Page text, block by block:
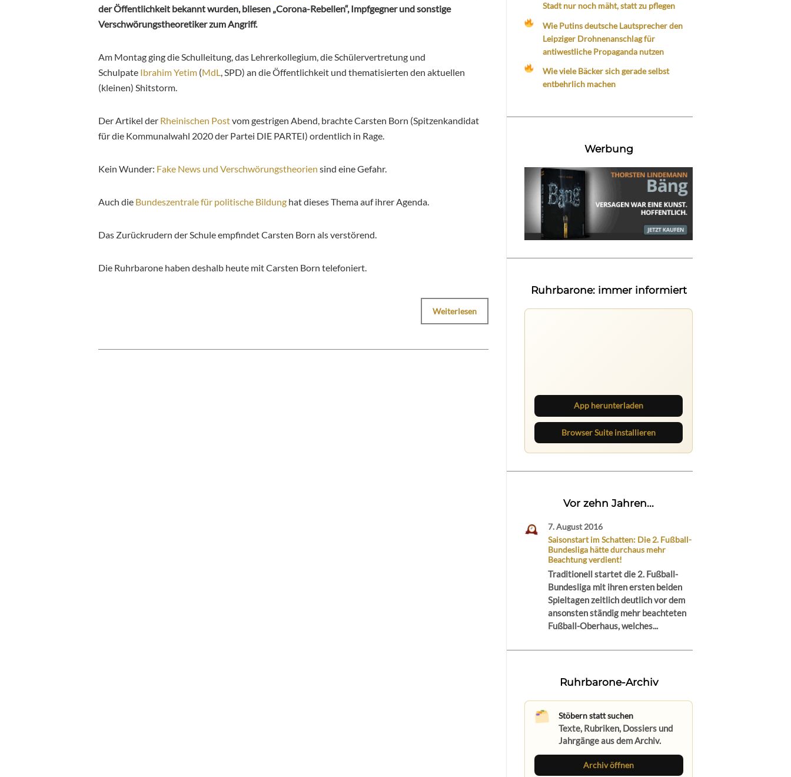
der Öffentlichkeit bekannt wurden, bliesen „Corona-Rebellen“, Impfgegner und sonstige
Verschwörungstheoretiker zum Angriff.
Am Montag ging die Schulleitung, das Lehrerkollegium, die Schülervertretung und
Schulpate Ibrahim Yetim (MdL, SPD) an die Öffentlichkeit und thematisierten den aktuellen
(kleinen) Shitstorm.
Der Artikel der Rheinischen Postvom gestrigen Abend, brachte Carsten Born (Spitzenkandidat
für die Kommunalwahl 2020 der Partei DIE PARTEI) ordentlich in Rage.
Kein Wunder: Fake News und Verschwörungstheorien sind eine Gefahr.
Auch die Bundeszentrale für politische Bildung hat dieses Thema auf ihrer Agenda.
Das Zurückrudern der Schule empfindet Carsten Born als verstörend.
Die Ruhrbarone haben deshalb heute mit Carsten Born telefoniert.
Weiterlesen
Stadt nur noch mäht, statt zu pflegen
Wie Putins deutsche Lautsprecher den
Leipziger Drohnenanschlag für
antiwestliche Propaganda nutzen
Wie viele Bäcker sich gerade selbst
entbehrlich machen
Werbung
Ruhrbarone: immer informiert
App herunterladen
Browser Suite installieren
Vor zehn Jahren...
7. August 2016
Saisonstart im Schatten: Die 2. Fußball-
Bundesliga hätte durchaus mehr
Beachtung verdient!
Traditionell startet die 2. Fußball-
Bundesliga mit ihren ersten beiden
Spieltagen zeitlich deutlich vor dem
ansonsten ständig mehr beachteten
Fußball-Oberhaus, welches...
Ruhrbarone-Archiv
Stöbern statt suchen
Texte, Rubriken, Dossiers und
Jahrgänge aus dem Archiv.
Archiv öffnen